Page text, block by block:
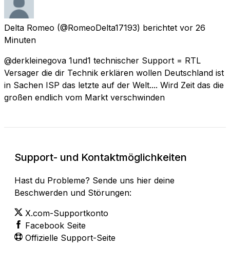
Delta Romeo (@RomeoDelta17193) berichtet vor 26
Minuten
@derkleinegova 1und1 technischer Support = RTL
Versager die dir Technik erklären wollen Deutschland ist
in Sachen ISP das letzte auf der Welt.... Wird Zeit das die
großen endlich vom Markt verschwinden
Support- und Kontaktmöglichkeiten
Hast du Probleme? Sende uns hier deine
Beschwerden und Störungen:
X.com-Supportkonto
Facebook Seite
Offizielle Support-Seite